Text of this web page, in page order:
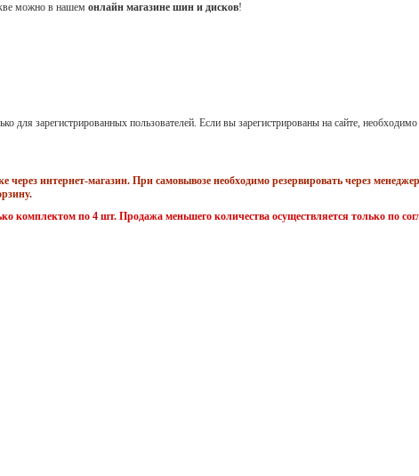
можно в нашем онлайн магазине шин и дисков!
для зарегистрированных пользователей. Если вы зарегистрированы на сайте,
через интернет-магазин. При самовывозе необходимо резервировать через
комплектом по 4 шт. Продажа меньшего количества осуществляется только по